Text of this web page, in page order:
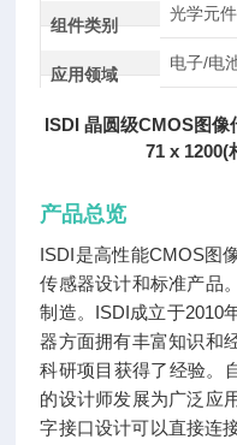
组件类别
光学元件
应用领域
电子/电
ISDI 晶圆级CMOS图像
71 x 1200(
产品总览
ISDI是高性能CMOS图
传感器设计和标准产品
制造。ISDI成立于2010
器方面拥有丰富知识和
科研项目获得了经验。
的设计师发展为广泛应
字接口设计可以直接连